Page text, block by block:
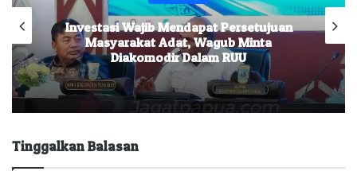
Investasi Wajib Mendapat Persetujuan
Masyarakat Adat, Wagub Minta
Diakomodir Dalam RUU
Tinggalkan Balasan